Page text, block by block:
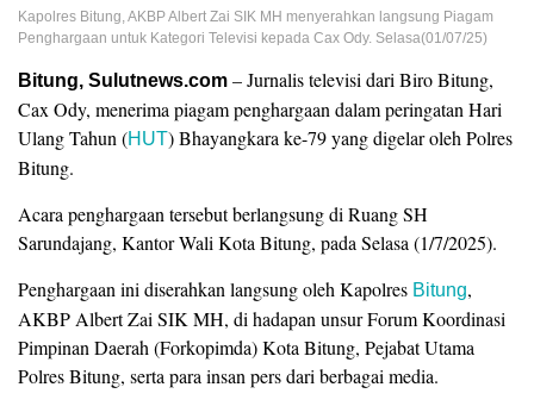
Kapolres Bitung, AKBP Albert Zai SIK MH menyerahkan langsung Piagam
Penghargaan untuk Kategori Televisi kepada Cax Ody. Selasa(01/07/25)
Bitung, Sulutnews.com – Jurnalis televisi dari Biro Bitung,
Cax Ody, menerima piagam penghargaan dalam peringatan Hari
Ulang Tahun (HUT) Bhayangkara ke-79 yang digelar oleh Polres
Bitung.
Acara penghargaan tersebut berlangsung di Ruang SH
Sarundajang, Kantor Wali Kota Bitung, pada Selasa (1/7/2025).
Penghargaan ini diserahkan langsung oleh Kapolres Bitung,
AKBP Albert Zai SIK MH, di hadapan unsur Forum Koordinasi
Pimpinan Daerah (Forkopimda) Kota Bitung, Pejabat Utama
Polres Bitung, serta para insan pers dari berbagai media.